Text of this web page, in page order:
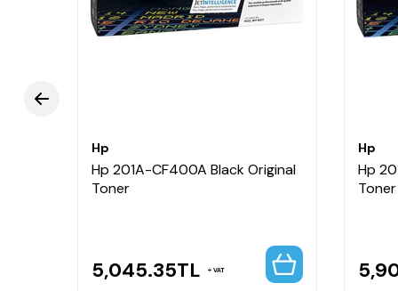
Yazıcınızla tam uyumlu çalışarak güvenilir
Ekonomik baskı maliyeti ile günlük ve
Profesyonel renkli belge çıktıları
Hp
Hp 201A-CF400A Black Original
Toner
5,045.35TL VAT
Hp
Hp
Toner